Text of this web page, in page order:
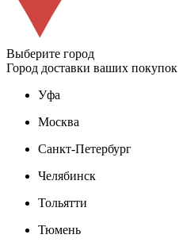
Выберите город
Город доставки ваших покупок
Уфа
Москва
Санкт-Петербург
Челябинск
Тольятти
Тюмень